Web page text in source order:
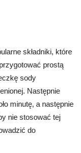
składniki, które
prostą
sody
Następnie
minutę, a następnie
nie stosować tej
do